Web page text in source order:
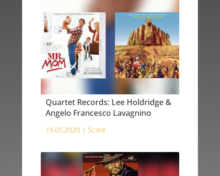
Quartet Records: Lee Holdridge &
Angelo Francesco Lavagnino
15.05.2020 | Score